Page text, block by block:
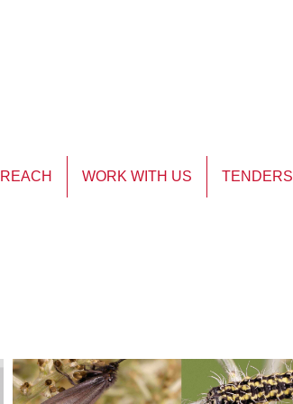
WORK WITH US TENDERS